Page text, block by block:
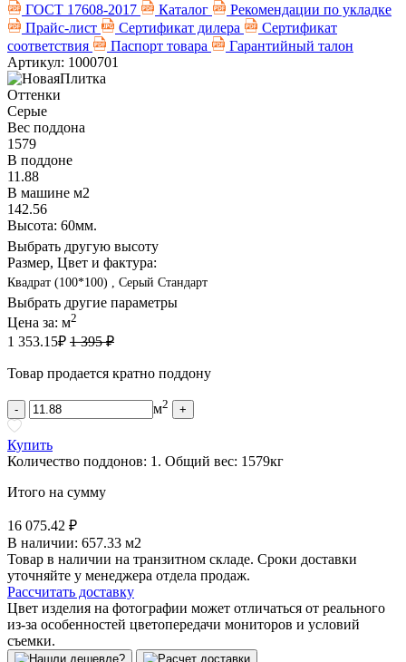
ГОСТ 17608-2017
Каталог
Рекомендации по укладке
Прайс-лист
Сертификат дилера
Сертификат
соответствия
Паспорт товара
Гарантийный талон
Артикул: 1000701
Оттенки
Серые
Вес поддона
1579
В поддоне
11.88
В машине м2
142.56
Высота: 60мм.
Выбрать другую высоту
Размер, Цвет и фактура:
Квадрат (100*100) , Серый Стандарт
Выбрать другие параметры
Цена за: м2
1 353.15₽ 1 395 ₽
Товар продается кратно поддону
- м2 +
Купить
Количество поддонов: 1 . Общий вес: 1579кг
Итого на сумму
16 075.42 ₽
В наличии: 657.33 м2
Товар в наличии на транзитном складе. Сроки доставки
уточняйте у менеджера отдела продаж.
Рассчитать доставку
Цвет изделия на фотографии может отличаться от реального
из-за особенностей цветопередачи мониторов и условий
съемки.